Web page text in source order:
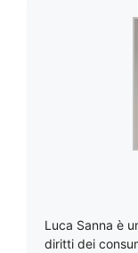
Luca Sanna è
diritti dei